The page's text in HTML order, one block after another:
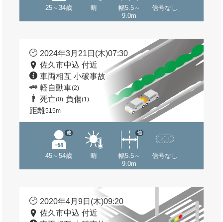
25～34歳 晴
幅5.5～
9.0m
信号なし
2024年3月21日(木)07:30
佐久市中込 付近
車両相互 小破事故
軽自動車(2)
死亡(0) 負傷(1)
距離515m
45～54歳
他
晴
幅5.5～
9.0m
他
信号なし
2020年4月9日(木)09:20
佐久市中込 付近